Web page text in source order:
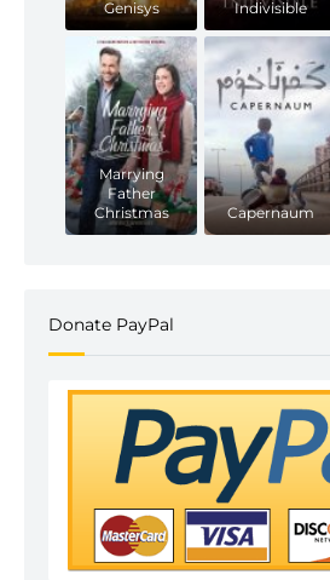
Genisys
Indivisible
Marrying
Father
Christmas
Capernaum
Donate PayPal